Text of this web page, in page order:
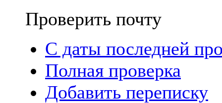
Проверить почту
С даты последней
Полная проверка
Добавить переписку